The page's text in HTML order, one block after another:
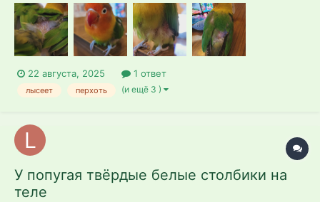
отлично, купается. Живет не в клетке, самовыгул в комнате,
без самца, посторонних запахов нет, кушает Grandmix
paroccnetti,добавляю что то от R...
22 августа, 2025 1 ответ
лысеет перхоть (и ещё 3 )
У попугая твёрдые белые столбики на
теле